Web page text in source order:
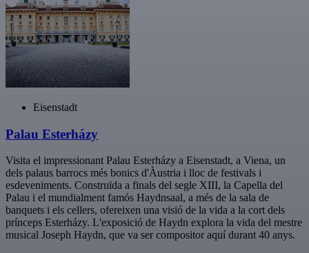
Eisenstadt
Palau Esterházy
Visita el impressionant Palau Esterházy a Eisenstadt, a Viena, un
dels palaus barrocs més bonics d'Àustria i lloc de festivals i
esdeveniments. Construïda a finals del segle XIII, la Capella del
Palau i el mundialment famós Haydnsaal, a més de la sala de
banquets i els cellers, ofereixen una visió de la vida a la cort dels
prínceps Esterházy. L'exposició de Haydn explora la vida del mestre
musical Joseph Haydn, que va ser compositor aquí durant 40 anys.